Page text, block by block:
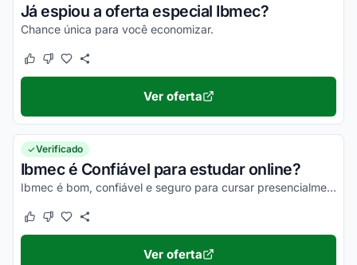
Já espiou a oferta especial Ibmec?
Chance única para você economizar.
Este cupom funcionou
Este cupom não funcionou
Ver oferta
Verificado
Ibmec é Confiável para estudar online?
Ibmec é bom, confiável e seguro para cursar presencialmente ou virtual. Pesquise, veja os comentários e comprove!
Este cupom funcionou
Este cupom não funcionou
Ver oferta